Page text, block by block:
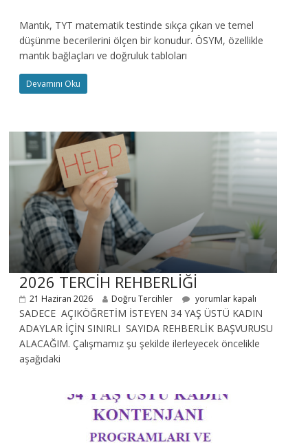
Mantık, TYT matematik testinde sıkça çıkan ve temel
düşünme becerilerini ölçen bir konudur. ÖSYM, özellikle
mantık bağlaçları ve doğruluk tabloları
Devamını Oku
2026 TERCİH REHBERLİĞİ
21 Haziran 2026 Doğru Tercihler yorumlar kapalı
SADECE AÇIKÖĞRETİM İSTEYEN 34 YAŞ ÜSTÜ KADIN
ADAYLAR İÇİN SINIRLI SAYIDA REHBERLİK BAŞVURUSU
ALACAĞIM. Çalışmamız şu şekilde ilerleyecek öncelikle
aşağıdaki